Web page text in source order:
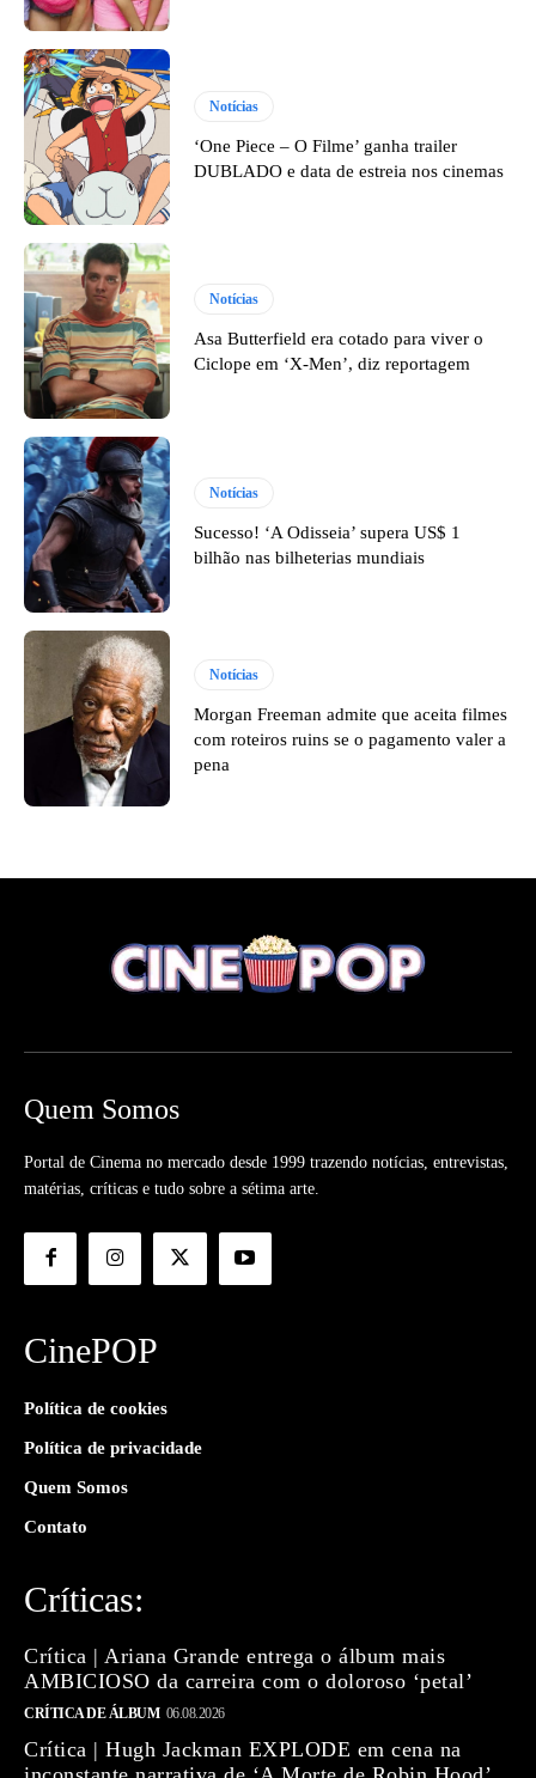
Notícias
‘One Piece – O Filme’ ganha trailer
DUBLADO e data de estreia nos cinemas
Notícias
Asa Butterfield era cotado para viver o
Ciclope em ‘X-Men’, diz reportagem
Notícias
Sucesso! ‘A Odisseia’ supera US$ 1
bilhão nas bilheterias mundiais
Notícias
Morgan Freeman admite que aceita filmes
com roteiros ruins se o pagamento valer a
pena
Quem Somos
Portal de Cinema no mercado desde 1999 trazendo notícias, entrevistas,
matérias, críticas e tudo sobre a sétima arte.
CinePOP
Política de cookies
Política de privacidade
Quem Somos
Contato
Críticas:
Crítica | Ariana Grande entrega o álbum mais
AMBICIOSO da carreira com o doloroso ‘petal’
CRÍTICA DE ÁLBUM 06.08.2026
Crítica | Hugh Jackman EXPLODE em cena na